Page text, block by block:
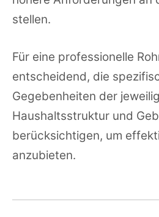
stellen.
Für eine professionelle
entscheidend, die
Gegebenheiten der
Haushaltsstruktur und
berücksichtigen, um
anzubieten.